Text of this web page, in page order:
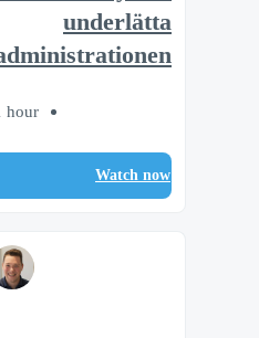
underlätta
hour
Watch now